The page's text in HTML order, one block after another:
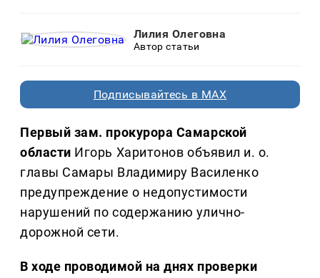
Лилия Олеговна
Автор статьи
Подписывайтесь в MAX
Первый зам. прокурора Самарской
области Игорь Харитонов объявил и. о.
главы Самары Владимиру Василенко
предупреждение о недопустимости
нарушений по содержанию улично-
дорожной сети.
В ходе проводимой на днях проверки